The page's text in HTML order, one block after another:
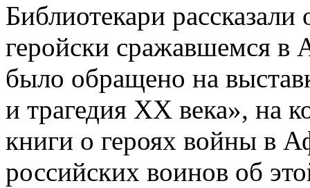
Библиотекари
геройски сражавшемся в
было обращено на
и трагедия XX века», на
книги о героях войны в
российских воинов об